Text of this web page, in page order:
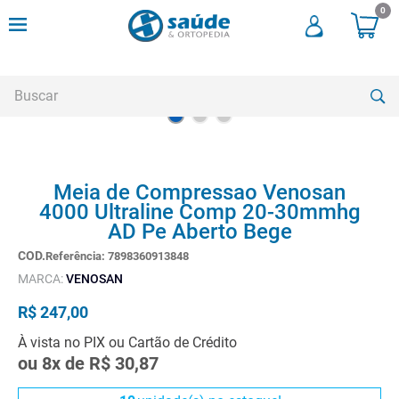
0
Meia de Compressao Venosan
4000 Ultraline Comp 20-30mmhg
AD Pe Aberto Bege
Referência: 7898360913848
MARCA:VENOSAN
R$247,00
À vista no PIX ou Cartão de Crédito
ou 8x de R$ 30,87
andadores
meia compressao
3º
cadeira rodas
4º
andador
5º
cadeira rodas agile
6º
cadeira higienica